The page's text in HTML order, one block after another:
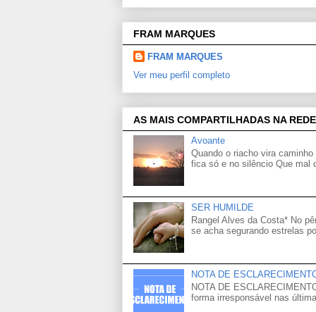
FRAM MARQUES
FRAM MARQUES
Ver meu perfil completo
AS MAIS COMPARTILHADAS NA REDE
Avoante
Quando o riacho vira
fica só e no silêncio Que mal
SER HUMILDE
Rangel Alves da Costa* No
se acha segurando estrelas
NOTA DE
NOTA DE
forma irresponsável nas